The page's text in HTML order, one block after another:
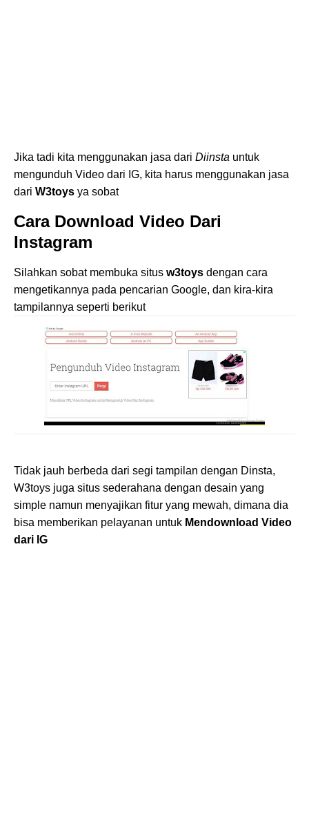
Jika tadi kita menggunakan jasa dari Diinsta untuk
mengunduh Video dari IG, kita harus menggunakan jasa
dari W3toys ya sobat
Cara Download Video Dari
Instagram
Silahkan sobat membuka situs w3toys dengan cara
mengetikannya pada pencarian Google, dan kira-kira
tampilannya seperti berikut
Tidak jauh berbeda dari segi tampilan dengan Dinsta,
W3toys juga situs sederahana dengan desain yang
simple namun menyajikan fitur yang mewah, dimana dia
bisa memberikan pelayanan untuk Mendownload Video
dari IG